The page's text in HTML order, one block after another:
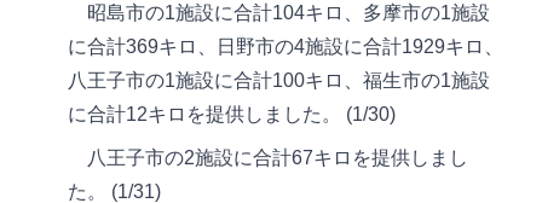
昭島市の1施設に合計104キロ、多摩市の1施設
に合計369キロ、日野市の4施設に合計1929キロ、
八王子市の1施設に合計100キロ、福生市の1施設
に合計12キロを提供しました。 (1/30)
八王子市の2施設に合計67キロを提供しまし
た。 (1/31)